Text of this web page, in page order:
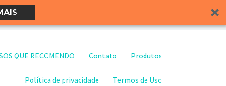
QUE RECOMENDO Contato Produtos
Política de privacidade Termos de Uso